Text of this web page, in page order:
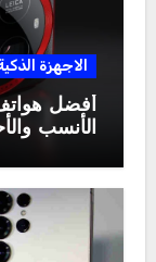
الاجهزة
الأنسب